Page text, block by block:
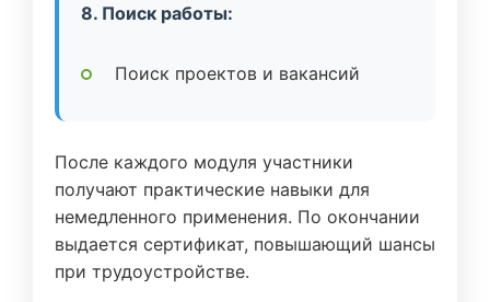
8. Поиск работы:
Поиск проектов и вакансий
После каждого модуля участники
получают практические навыки для
немедленного применения. По окончании
выдается сертификат, повышающий шансы
при трудоустройстве.